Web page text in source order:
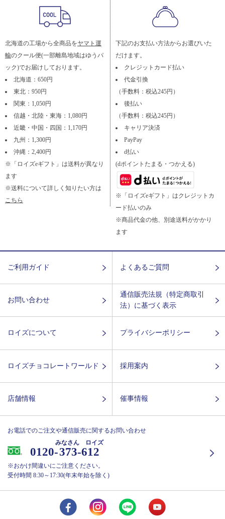
北海道の工場から全商品をヤマト運
輸のクール便(一部離島地域はゆうパ
ック)でお届けしております。
北海道：650円
東北：950円
関東：1,050円
信越・北陸・東海：1,080円
近畿・中国・四国：1,170円
九州：1,300円
沖縄：2,400円
※「ロイズeギフト」は送料が異なり
ます
※送料について詳しく知りたい方は
こちら
下記のお支払い方法からお選びいた
だけます。
クレジットカード払い
代金引換
（手数料：税込245円）
後払い
（手数料：税込245円）
キャリア決済
PayPay
d払い
(dポイントたまる・つかえる)
※「ロイズeギフト」はクレジットカ
ード払いのみ
※商品代金の他、別途送料がかかり
ます
ご利用ガイド よくあるご質問
お問い合わせ
通信販売法規（特定商取引
法）に基づく表示
ロイズについて プライバシーポリシー
ロイズチョコレートワールド 採用案内
店舗情報 催事情報
お電話でのご注文や通信販売に関するお問い合わせ
0120-373-612
みなさん ロイズ
※おかけ間違いにご注意ください。
受付時間 8:30～17:30(年末年始を除く)